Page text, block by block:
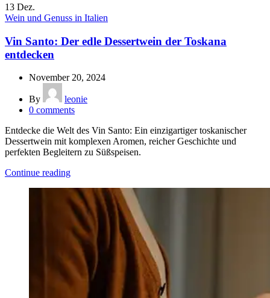
13 Dez.
Wein und Genuss in Italien
Vin Santo: Der edle Dessertwein der Toskana
entdecken
November 20, 2024
By
leonie
0 comments
Entdecke die Welt des Vin Santo: Ein einzigartiger toskanischer
Dessertwein mit komplexen Aromen, reicher Geschichte und
perfekten Begleitern zu Süßspeisen.
Continue reading